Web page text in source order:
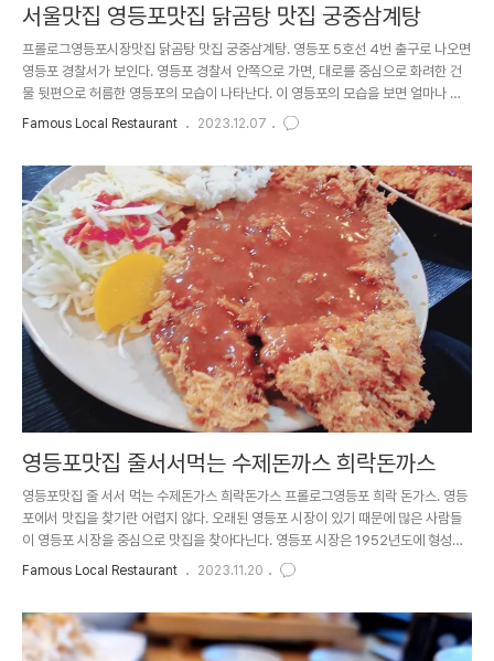
서울맛집 영등포맛집 닭곰탕 맛집 궁중삼계탕
프롤로그영등포시장맛집 닭곰탕 맛집 궁중삼계탕. 영등포 5호선 4번 출구로 나오면
영등포 경찰서가 보인다. 영등포 경찰서 안쪽으로 가면, 대로를 중심으로 화려한 건
물 뒷편으로 허름한 영등포의 모습이 나타난다. 이 영등포의 모습을 보면 얼마나 시
간이 오랫동안 흘렀는지를 알 수 있다. 그 오랜 시간 만큼 한 자리에서 끊임없이 지키
고 있는 맛집들이 있다. 오늘은 영등포의 맛있는 음식을 찾아간 닭곰탕을 찾아가보았
로35길 21영등포 4번출구에서 약 100 m 가량 떨어진 곳에 위치해 있었다. 메뉴닭
으로 하는 메뉴들이 많았다. 닭내장탕과 삼계탕, 닭곰탕, 백숙 종류를 파는 곳이었다.
닭곰탕과 닭육개장, 들깨 칼국수는 10..
Famous Local Restaurant 2023.12.07
영등포맛집 줄서서먹는 수제돈까스 희락돈까스
영등포맛집 줄 서서 먹는 수제돈가스 희락돈가스 프롤로그영등포 희락 돈가스. 영등
포에서 맛집을 찾기란 어렵지 않다. 오래된 영등포 시장이 있기 때문에 많은 사람들
이 영등포 시장을 중심으로 맛집을 찾아다닌다. 영등포 시장은 1952년도에 형성돼
서 지금까지도 서울에서 큰 시장으로 변모하였다. 여기에는 맛집인 소머리국밥과 순
한 리뷰를 시작하려 한다. 1. 상호명희락돈가스주문문의 : 02-2634-8714오희락
돈가스는 영등포의 맛집으로 자리를 잡았다. 많은 사람들이 줄 서서 먹는 희락돈가
Famous Local Restaurant 2023.11.20